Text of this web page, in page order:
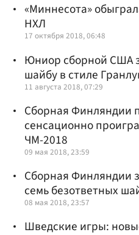
«Миннесота»
НХЛ
17 октября 2018, 06:48
Юниор сборной США
шайбу в стиле
11 августа 2018, 07:29
Сборная Финляндии
сенсационно
ЧМ-2018
09 мая 2018, 23:59
Сборная Финляндии
семь безответных
08 мая 2018, 23:57
Шведские игры: